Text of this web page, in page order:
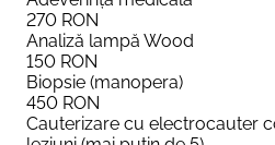
270 RON
Analiză lampă Wood
150 RON
Biopsie (manopera)
450 RON
Cauterizare cu electrocauter